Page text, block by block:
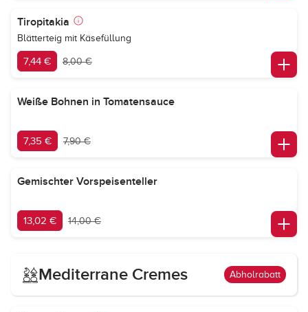
Tiropitakia
Blätterteig mit Käsefüllung
7,44 € 8,00 €
Weiße Bohnen in Tomatensauce
7,35 € 7,90 €
Gemischter Vorspeisenteller
13,02 € 14,00 €
Mediterrane Cremes Abholrabatt